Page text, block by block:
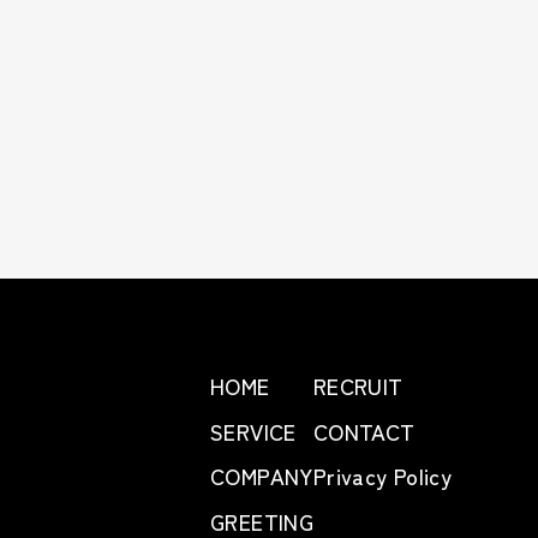
HOME
SERVICE
COMPANY
GREETING
RECRUIT
CONTACT
Privacy Policy